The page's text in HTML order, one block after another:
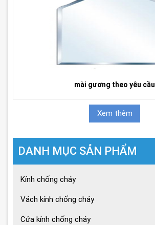
mài gương theo yêu cầu
Xem thêm
DANH MỤC SẢN PHẨM
Kính chống cháy
Vách kính chống cháy
Cửa kính chống cháy